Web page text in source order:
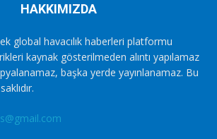
HAKKIMIZDA
global havacılık haberleri platformu
kaynak gösterilmeden alıntı yapılamaz
başka yerde yayınlanamaz. Bu